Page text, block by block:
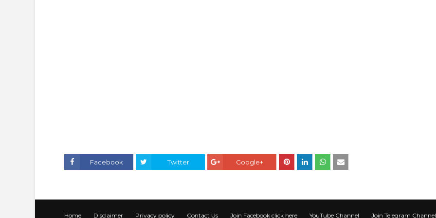
Facebook Twitter Google+
Home Disclaimer Privacy policy Contact Us Join Facebook click here YouTube Channel Join Telegram Channel